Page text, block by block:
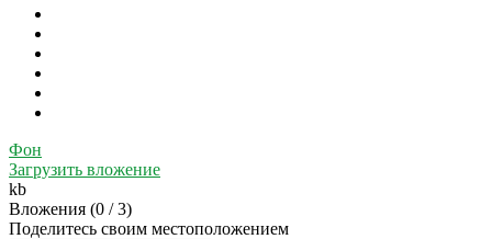
Фон
Загрузить вложение
kb
Вложения (0 / 3)
Поделитесь своим местоположением